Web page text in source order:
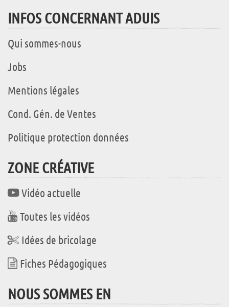
INFOS CONCERNANT ADUIS
Qui sommes-nous
Jobs
Mentions légales
Cond. Gén. de Ventes
Politique protection données
ZONE CRÉATIVE
Vidéo actuelle
Toutes les vidéos
Idées de bricolage
Fiches Pédagogiques
NOUS SOMMES EN